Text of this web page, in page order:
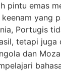
pintu emas
keenam yang
Portugis
tetapi juga
dan